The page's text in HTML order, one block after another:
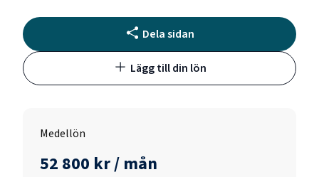
Dela sidan
Lägg till din lön
Medellön
52 800 kr / mån